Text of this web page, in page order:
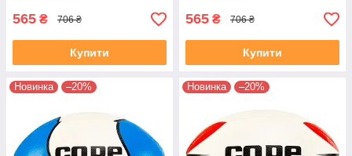
565 ₴ 706 ₴
Купити
565 ₴ 706 ₴
Купити
Новинка –20% Новинка –20%